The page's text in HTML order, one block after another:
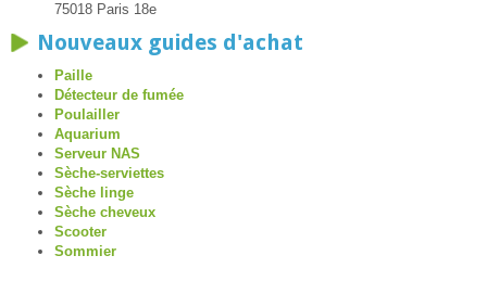
75018 Paris 18e
Nouveaux guides d'achat
Paille
Détecteur de fumée
Poulailler
Aquarium
Serveur NAS
Sèche-serviettes
Sèche linge
Sèche cheveux
Scooter
Sommier